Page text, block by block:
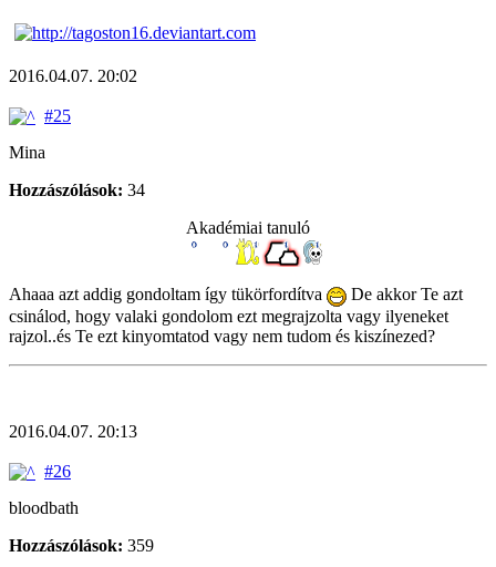
2016.04.07. 20:02
#25
Mina
Hozzászólások: 34
Akadémiai tanuló
Ahaaa azt addig gondoltam így tükörfordítva
De akkor Te azt
csinálod, hogy valaki gondolom ezt megrajzolta vagy ilyeneket
rajzol..és Te ezt kinyomtatod vagy nem tudom és kiszínezed?
2016.04.07. 20:13
#26
bloodbath
Hozzászólások: 359